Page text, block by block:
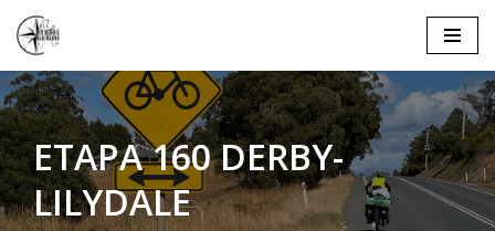
Saltar
al
contenido
ETAPA 160 DERBY-
LILYDALE